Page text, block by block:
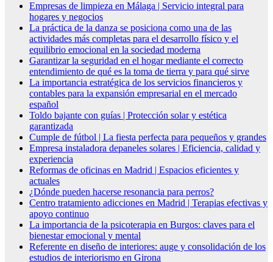
Empresas de limpieza en Málaga | Servicio integral para
hogares y negocios
La práctica de la danza se posiciona como una de las
actividades más completas para el desarrollo físico y el
equilibrio emocional en la sociedad moderna
Garantizar la seguridad en el hogar mediante el correcto
entendimiento de qué es la toma de tierra y para qué sirve
La importancia estratégica de los servicios financieros y
contables para la expansión empresarial en el mercado
español
Toldo bajante con guías | Protección solar y estética
garantizada
Cumple de fútbol | La fiesta perfecta para pequeños y grandes
Empresa instaladora depaneles solares | Eficiencia, calidad y
experiencia
Reformas de oficinas en Madrid | Espacios eficientes y
actuales
¿Dónde pueden hacerse resonancia para perros?
Centro tratamiento adicciones en Madrid | Terapias efectivas y
apoyo continuo
La importancia de la psicoterapia en Burgos: claves para el
bienestar emocional y mental
Referente en diseño de interiores: auge y consolidación de los
estudios de interiorismo en Girona